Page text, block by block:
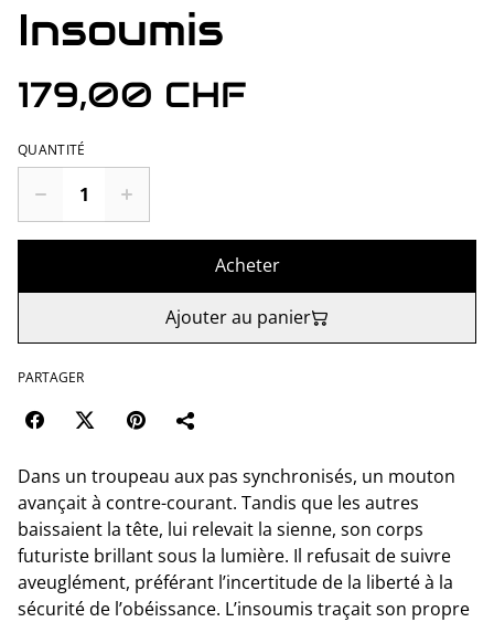
Insoumis
179,00 CHF
QUANTITÉ
Acheter
Ajouter au panier
PARTAGER
Dans un troupeau aux pas synchronisés, un mouton
avançait à contre-courant. Tandis que les autres
baissaient la tête, lui relevait la sienne, son corps
futuriste brillant sous la lumière. Il refusait de suivre
aveuglément, préférant l’incertitude de la liberté à la
sécurité de l’obéissance. L’insoumis traçait son propre